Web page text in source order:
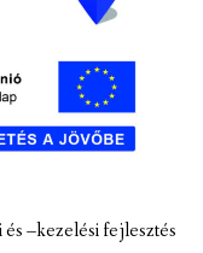
–kezelési fejlesztés